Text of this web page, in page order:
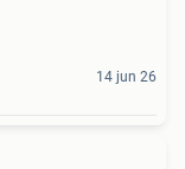
14 jun 26